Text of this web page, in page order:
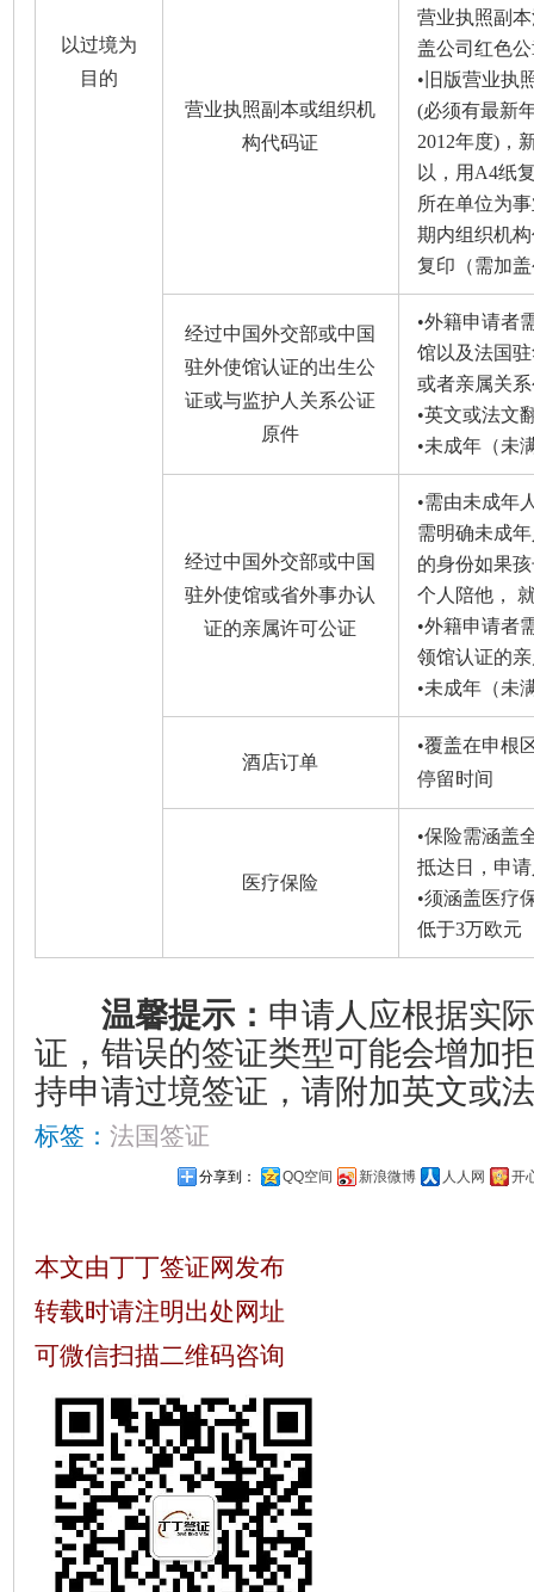
以过境为
目的
营业执照副本或组织机
构代码证
营业执照副
盖公司红色
•旧版营业执
(必须有最新
2012年度)，
以，用A4纸
所在单位为
期内组织机
复印（需加
经过中国外交部或中国
驻外使馆认证的出生公
证或与监护人关系公证
原件
•外籍申请者
馆以及法国
或者亲属关
•英文或法文
•未成年（未
经过中国外交部或中国
驻外使馆或省外事办认
证的亲属许可公证
•需由未成年
需明确未成
的身份如果
个人陪他，
•外籍申请者
领馆认证的
•未成年（未
酒店订单
•覆盖在申根
停留时间
医疗保险
•保险需涵盖
抵达日，申
•须涵盖医疗
低于3万欧元
温馨提示： 申请人应根据实
证，错误的签证类型可能会增加
持申请过境签证，请附加英文或
标签： 法国签证
分享到： QQ空间 新浪微博 人人网 开
本文由丁丁签证网发布
转载时请注明出处网址
可微信扫描二维码咨询